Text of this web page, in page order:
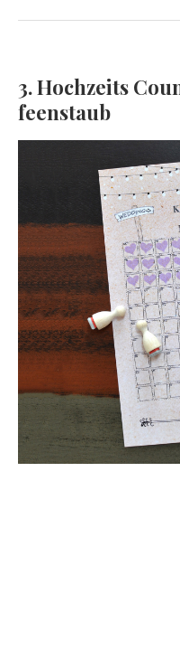
3. Hochzeits
feenstaub